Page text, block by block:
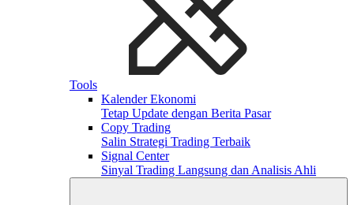
Tools
Kalender Ekonomi
Tetap Update dengan Berita Pasar
Copy Trading
Salin Strategi Trading Terbaik
Signal Center
Sinyal Trading Langsung dan Analisis Ahli